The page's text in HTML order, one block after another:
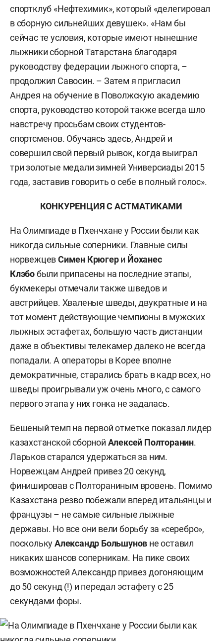
спортклуб «Нефтехимик», который «делегировал
в сборную сильнейших девушек». «Нам бы
сейчас те условия, которые имеют нынешние
лыжники сборной Татарстана благодаря
руководству федерации лыжного спорта, –
продолжил Савосин. – Затем я пригласил
Андрея на обучение в Поволжскую академию
спорта, руководство которой также всегда шло
навстречу просьбам своих студентов-
спортсменов. Обучаясь здесь, Андрей и
совершил свой первый рывок, когда выиграл
три золотые медали зимней Универсиады 2015
года, заставив говорить о себе в полный голос».
КОНКУРЕНЦИЯ С АСТМАТИКАМИ
На Олимпиаде в Пхенчхане у России были как
никогда сильные соперники. Главные силы
норвежцевСимен Крюгери Йоханес
Клэбобыли припасены на последние этапы,
букмекеры отмечали также шведов и
австрийцев. Хваленые шведы, двукратные и на
тот момент действующие чемпионы в мужских
лыжных эстафетах, большую часть дистанции
даже в объективы телекамер далеко не всегда
попадали. А операторы в Корее вполне
демократичные, старались брать в кадр всех, но
шведы проигрывали уж очень много, с самого
первого этапа у них гонка не задалась.
Бешеный темп на первой отметке показал лидер
казахстанской сборной Алексей Полторанин.
Ларьков старался удержаться за ним.
Норвежцам Андрей привез 20 секунд,
финишировав с Полтораниным вровень. Помимо
Казахстана резво побежали вперед итальянцы и
французы – не самые сильные лыжные
державы. Но все они вели борьбу за «серебро»,
посколькуАлександр Большунов не оставил
никаких шансов соперникам. На пике своих
возможностей Александр привез догоняющим
до 50 секунд (!) и передал эстафету с 25
секундами форы.